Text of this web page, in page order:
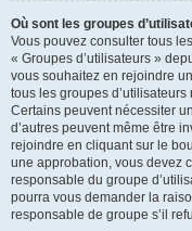
Où sont les groupes
Vous pouvez consulter tous
« Groupes d’utilisateurs »
vous souhaitez en rejoindre
tous les groupes
Certains peuvent nécessiter
d’autres peuvent même être
rejoindre en cliquant sur le
une approbation, vous devez
responsable du groupe
pourra vous demander la
responsable de groupe s’il